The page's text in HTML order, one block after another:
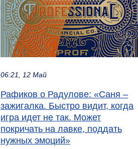
06:21, 12 Май
Рафиков о Радулове: «Саня –
зажигалка. Быстро видит, когда
игра идет не так. Может
покричать на лавке, поддать
нужных эмоций»